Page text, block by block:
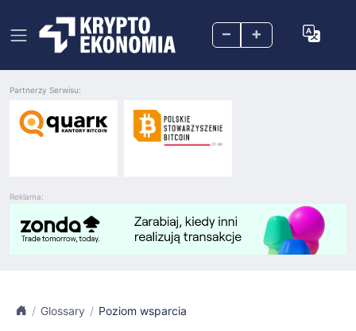
– +
Reklama:
Partnerzy Serwisu:
Glossary Poziom wsparcia